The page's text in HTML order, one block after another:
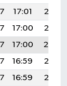
17:01
20:17
17:00
20:16
17:00
20:14
16:59
20:13
16:59
20:12